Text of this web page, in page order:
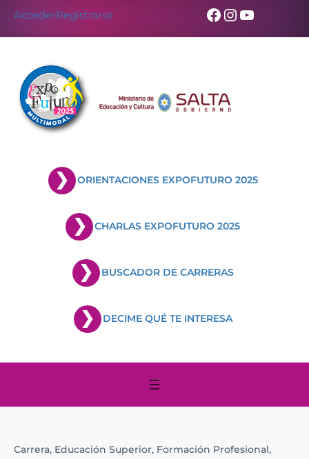
AccederRegistrarse Facebook
Instagram
YouTube
ORIENTACIONES EXPOFUTURO 2025
CHARLAS EXPOFUTURO 2025
BUSCADOR DE CARRERAS
DECIME QUÉ TE INTERESA
Carrera, Educación Superior, Formación Profesional,